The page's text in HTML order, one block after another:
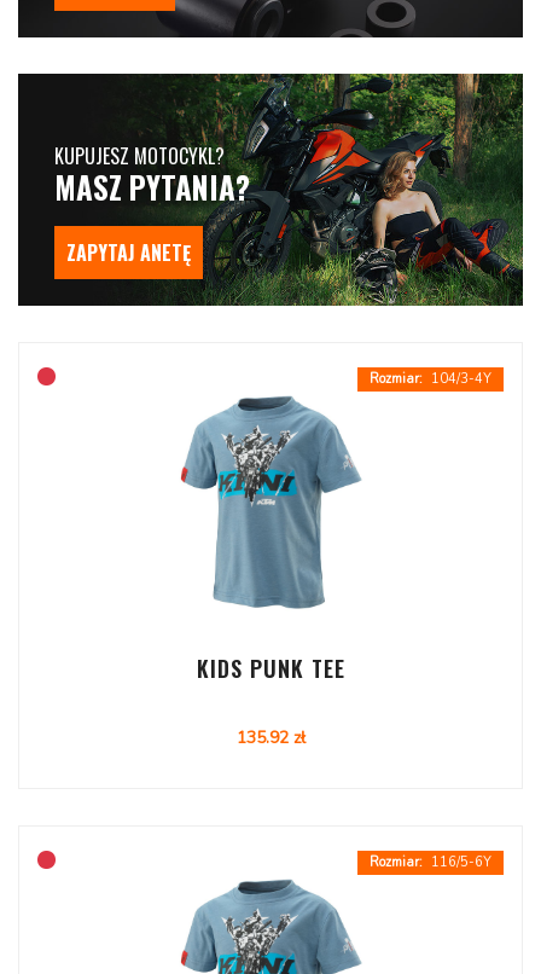
KUPUJESZ MOTOCYKL?
MASZ PYTANIA?
ZAPYTAJ ANETĘ
KIDS PUNK TEE
104/3-4Y
135.92 zł
116/5-6Y